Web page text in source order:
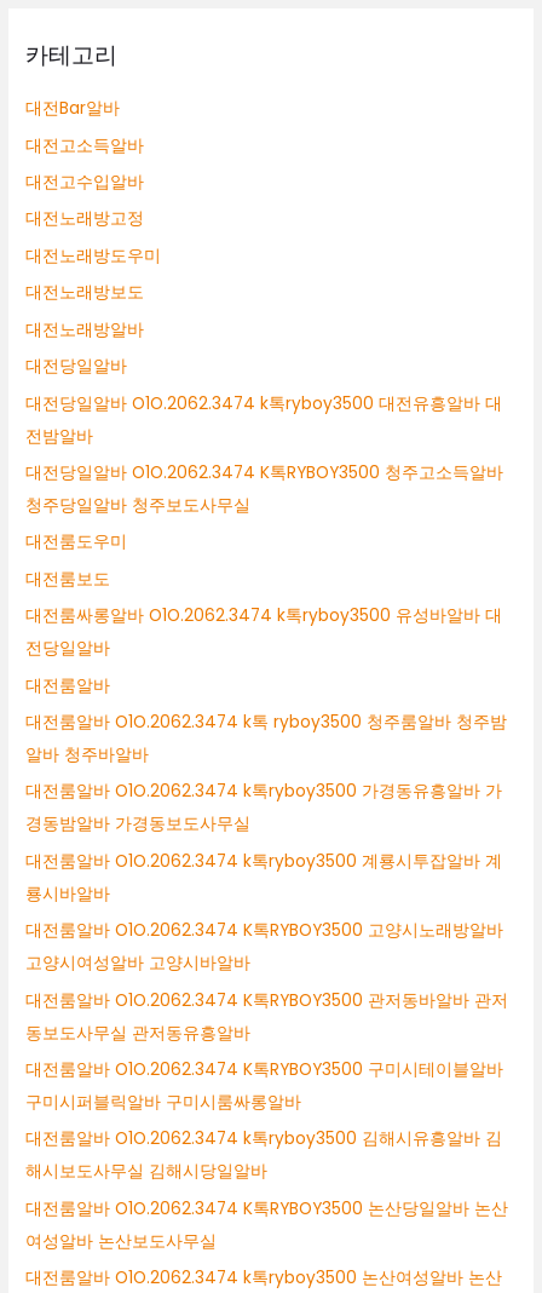
카테고리
대전Bar알바
대전고소득알바
대전고수입알바
대전노래방고정
대전노래방도우미
대전노래방보도
대전노래방알바
대전당일알바
대전당일알바 O1O.2062.3474 k톡ryboy3500 대전유흥알바 대
전밤알바
대전당일알바 O1O.2062.3474 K톡RYBOY3500 청주고소득알바
청주당일알바 청주보도사무실
대전룸도우미
대전룸보도
대전룸싸롱알바 O1O.2062.3474 k톡ryboy3500 유성바알바 대
전당일알바
대전룸알바
대전룸알바 O1O.2062.3474 k톡 ryboy3500 청주룸알바 청주밤
알바 청주바알바
대전룸알바 O1O.2062.3474 k톡ryboy3500 가경동유흥알바 가
경동밤알바 가경동보도사무실
대전룸알바 O1O.2062.3474 k톡ryboy3500 계룡시투잡알바 계
룡시바알바
대전룸알바 O1O.2062.3474 K톡RYBOY3500 고양시노래방알바
고양시여성알바 고양시바알바
대전룸알바 O1O.2062.3474 K톡RYBOY3500 관저동바알바 관저
동보도사무실 관저동유흥알바
대전룸알바 O1O.2062.3474 K톡RYBOY3500 구미시테이블알바
구미시퍼블릭알바 구미시룸싸롱알바
대전룸알바 O1O.2062.3474 k톡ryboy3500 김해시유흥알바 김
해시보도사무실 김해시당일알바
대전룸알바 O1O.2062.3474 K톡RYBOY3500 논산당일알바 논산
여성알바 논산보도사무실
대전룸알바 O1O.2062.3474 k톡ryboy3500 논산여성알바 논산